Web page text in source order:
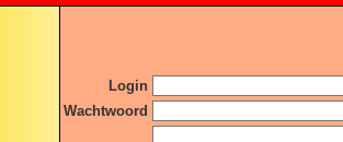
Login
Wachtwoord